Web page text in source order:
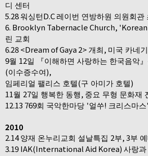
디 센터
5.28워싱턴 D.C레이번 연방하원 의원회관
6. Brooklyn Tabernacle Church,
린 교회
6.28 <Dream of Gaya 2> 개최 , 미국 카네기
9월 12일 『이해하면 사랑하는 한국음악 』
(이수증수여 ),
임페리얼 팰리스 호텔(구 아미가 호텔)
11월 27일 행복한 동행 , 중요 무형 문화재
12.13 769회 국악한마당 '얼쑤! 크리스마스'
2010
2.14양재 온누리교회 설날특집 2부, 3부
3.19 IAK(International Aid Korea) 사랑과